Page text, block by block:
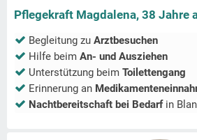
Pflegekraft Magdalena, 38 Jahre
Begleitung zu Arztbesuchen
Hilfe beim An- und Ausziehen
Unterstützung beim Toilettengang
Erinnerung an
Nachtbereitschaft bei Bedarfin